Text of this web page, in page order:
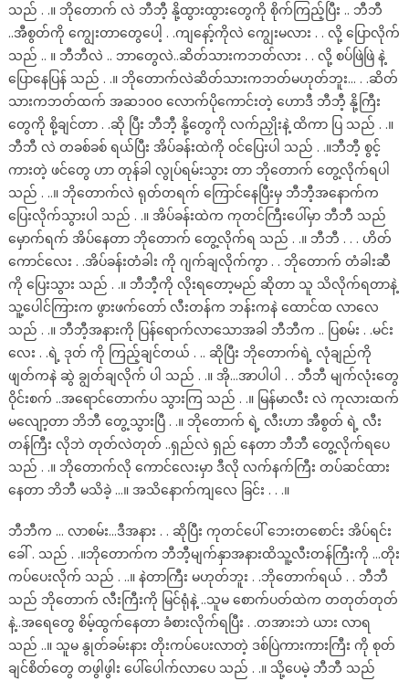
သည် . .။ ဘိုတောက် လဲ ဘီဘီ့ နို့ထွားထွားတွေကို စိုက်ကြည့်ပြီး .. ဘီဘီ
..အီစွတ်ကို ကျွေးတာတွေပေါ့ . .ကျနော့်ကိုလဲ ကျွေးမလား . . လို့ ပြောလိုက်
သည် .. ။ ဘီဘီလဲ .. ဘာတွေလဲ..ဆိတ်သားကဘတ်လား . . လို့ စပ်ဖြဲဖြဲ နဲ့
ပြောနေပြန် သည် . .။ ဘိုတောက်လဲဆိတ်သားကဘတ်မဟုတ်ဘူး… . .ဆိတ်
သားကဘတ်ထက် အဆ၁၀၀ လောက်ပိုကောင်းတဲ့ ဟောဒီ ဘီဘီ့ နို့ကြီး
တွေကို စို့ချင်တာ . .ဆို ပြီး ဘီဘီ့ နို့တွေကို လက်ညှိုးနဲ့ ထိကာ ပြ သည် . .။
ဘီဘီ လဲ တခစ်ခစ် ရယ်ပြီး အိပ်ခန်းထဲကို ဝင်ပြေးပါ သည် . .။ဘီဘီ့ စွင့်
ကားတဲ့ ဖင်တွေ ဟာ တုန်ခါ လွုပ်ရမ်းသွား တာ ဘိုတောက် တွေ့လိုက်ရပါ
သည် . ..။ ဘိုတောက်လဲ ရုတ်တရက် ကြောင်နေပြီးမှ ဘီဘီ့အနောက်က
ပြေးလိုက်သွားပါ သည် . .။ အိပ်ခန်းထဲက ကုတင်ကြီးပေါ်မှာ ဘီဘီ သည်
မှောက်ရက် အိပ်နေတာ ဘိုတောက် တွေ့လိုက်ရ သည် . .။ ဘီဘီ . . . ဟိတ်
ကောင်လေး . .အိပ်ခန်းတံခါး ကို ဂျက်ချလိုက်ကွာ . . ဘိုတောက် တံခါးဆီ
ကို ပြေးသွား သည် . .။ ဘီဘီ့ကို လိုးရတော့မည် ဆိုတာ သူ သိလိုက်ရတာနဲ့
သူ့ပေါင်ကြားက ဖွားဖက်တော် လီးတန်က ဘန်းကနဲ ထောင်ထ လာလေ
သည် . .။ ဘီဘီ့အနားကို ပြန်ရောက်လာသောအခါ ဘီဘီက .. ပြစမ်း . .မင်း
လေး . .ရဲ့ ဒုတ် ကို ကြည့်ချင်တယ် . .. ဆိုပြီး ဘိုတောက်ရဲ့ လုံချည်ကို
ဖျတ်ကနဲ ဆွဲ ချွတ်ချလိုက် ပါ သည် . .။ အို…အာပါပါ . . ဘီဘီ မျက်လုံးတွေ
ဝိုင်းစက် ..အရောင်တောက်ပ သွားကြ သည် . .။ မြန်မာလီး လဲ ကုလားထက်
မလျော့တာ ဘိဘီ တွေ့သွားပြီ . .။ ဘိုတောက် ရဲ့ လီးဟာ အီစွတ် ရဲ့ လီး
တန်ကြီး လိုဘဲ တုတ်လဲတုတ် ..ရှည်လဲ ရှည် နေတာ ဘီဘီ တွေ့လိုက်ရပေ
သည် . .။ ဘိုတောက်လို ကောင်လေးမှာ ဒီလို လက်နက်ကြီး တပ်ဆင်ထား
နေတာ ဘိဘီ မသိခဲ့ …။ အသိနောက်ကျလေ ခြင်း . . .။
ဘီဘီက … လာစမ်း…ဒီအနား . . ဆိုပြီး ကုတင်ပေါ် ဘေးတစောင်း အိပ်ရင်း
ခေါ် . သည် . .။ဘိုတောက်က ဘီဘီ့မျက်နှာအနားထိသူ့လီးတန်ကြီးကို …တိုး
ကပ်ပေးလိုက် သည် . ..။ နဲတာကြီး မဟုတ်ဘူး . .ဘိုတောက်ရယ် . . ဘီဘီ
သည် ဘိုတောက် လီးကြီးကို မြင်ရုံနဲ့ ..သူမ စောက်ပတ်ထဲက တတုတ်တုတ်
နဲ့..အရေတွေ စိမ့်ထွက်နေတာ ခံစားလိုက်ရပြီး . .တအားဘဲ ယား လာရ
သည် ..။ သူမ နွုတ်ခမ်းနား တိုးကပ်ပေးလာတဲ့ ဒစ်ပြဲကားကားကြီး ကို စုတ်
ချင်စိတ်တွေ တဖွါဖွါး ပေါ်ပေါက်လာပေ သည် . .။ သို့ပေမဲ့ ဘီဘီ သည်